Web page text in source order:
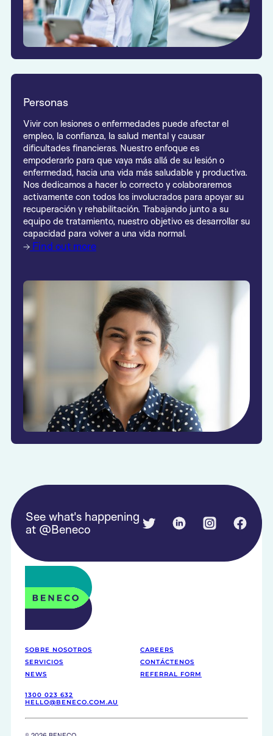
Personas
Vivir con lesiones o enfermedades puede afectar el
empleo, la confianza, la salud mental y causar
dificultades financieras. Nuestro enfoque es
empoderarlo para que vaya más allá de su lesión o
enfermedad, hacia una vida más saludable y productiva.
Nos dedicamos a hacer lo correcto y colaboraremos
activamente con todos los involucrados para apoyar su
recuperación y rehabilitación. Trabajando junto a su
equipo de tratamiento, nuestro objetivo es desarrollar su
capacidad para volver a una vida normal.
Find out more
See what's happening
at @Beneco
Twitter Linked inInstagram
SOBRE NOSOTROS
SERVICIOS
NEWS
CAREERS
CONTÁCTENOS
REFERRAL FORM
1300 023 632
HELLO@BENECO.COM.AU